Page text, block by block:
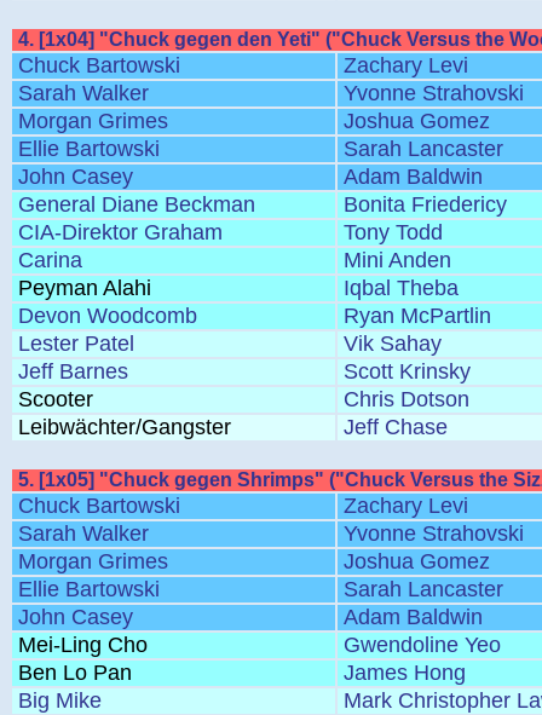
4. [1x04] "Chuck gegen den Yeti" ("Chuck Versus the
Chuck Bartowski
Zachary Levi
Sarah Walker
Yvonne Strahovski
Morgan Grimes
Joshua Gomez
Ellie Bartowski
Sarah Lancaster
John Casey
Adam Baldwin
General Diane Beckman
Bonita Friedericy
CIA-Direktor Graham
Tony Todd
Carina
Mini Anden
Peyman Alahi
Iqbal Theba
Devon Woodcomb
Ryan McPartlin
Lester Patel
Vik Sahay
Jeff Barnes
Scott Krinsky
Scooter
Chris Dotson
Leibwächter/Gangster
Jeff Chase
5. [1x05] "Chuck gegen Shrimps" ("Chuck Versus the
Chuck Bartowski
Zachary Levi
Sarah Walker
Yvonne Strahovski
Morgan Grimes
Joshua Gomez
Ellie Bartowski
Sarah Lancaster
John Casey
Adam Baldwin
Mei-Ling Cho
Gwendoline Yeo
Ben Lo Pan
James Hong
Big Mike
Mark Christopher